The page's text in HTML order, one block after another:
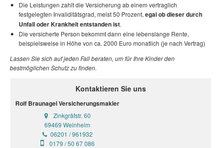
Die Leistungen zahlt die Versicherung ab einem vertraglich
festgelegten Invaliditätsgrad, meist50 Prozent, egal ob dieser durch
Unfall oder Krankheit entstanden ist.
Die versicherte Person bekommt dann eine lebenslange Rente,
beispielsweise in Höhe von ca. 2000 Euro monatlich (je nach Vertrag)
Lassen Sie sich auf jeden Fall beraten, um für Ihre Kinder den
bestmöglichen Schutz zu finden.
Kontaktieren Sie uns
Rolf Braunagel Versicherungsmakler
Zinkgräfstr. 60
69469 Weinheim
06201 / 961932
0179 / 50 67 086